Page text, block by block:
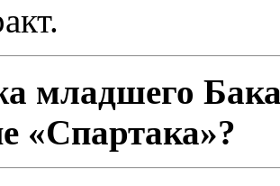
младшего
«Спартака»?